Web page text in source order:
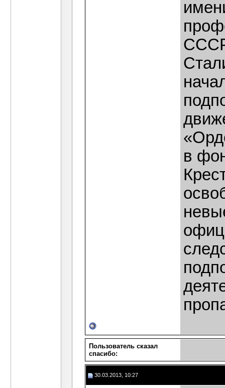
в
Пользователь сказал
cпасибо:
30.03.2013, 10:27